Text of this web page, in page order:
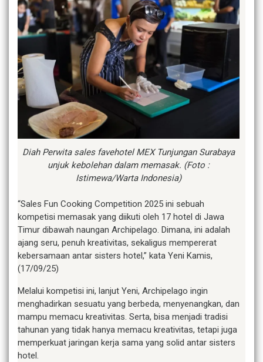
Diah Perwita sales favehotel MEX Tunjungan Surabaya
unjuk kebolehan dalam memasak. (Foto :
Istimewa/Warta Indonesia)
“Sales Fun Cooking Competition 2025 ini sebuah
kompetisi memasak yang diikuti oleh 17 hotel di Jawa
Timur dibawah naungan Archipelago. Dimana, ini adalah
ajang seru, penuh kreativitas, sekaligus mempererat
kebersamaan antar sisters hotel,” kata Yeni Kamis,
(17/09/25)
Melalui kompetisi ini, lanjut Yeni, Archipelago ingin
menghadirkan sesuatu yang berbeda, menyenangkan, dan
mampu memacu kreativitas. Serta, bisa menjadi tradisi
tahunan yang tidak hanya memacu kreativitas, tetapi juga
memperkuat jaringan kerja sama yang solid antar sisters
hotel.